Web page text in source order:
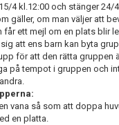
4 kl.12:00 och stänger 24/
gäller, om man väljer att
får ett mejl om en plats blir
att ens barn kan byta
för att den rätta gruppen
på tempot i gruppen och
vana så som att doppa
en platta.